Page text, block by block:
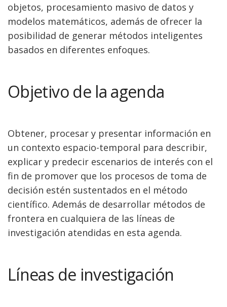
objetos, procesamiento masivo de datos y
modelos matemáticos, además de ofrecer la
posibilidad de generar métodos inteligentes
basados en diferentes enfoques.
Objetivo de la agenda
Obtener, procesar y presentar información en
un contexto espacio-temporal para describir,
explicar y predecir escenarios de interés con el
fin de promover que los procesos de toma de
decisión estén sustentados en el método
científico. Además de desarrollar métodos de
frontera en cualquiera de las líneas de
investigación atendidas en esta agenda.
Líneas de investigación